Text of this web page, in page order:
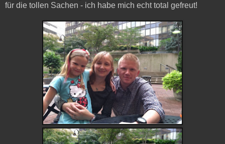
für die tollen Sachen - ich habe mich echt total gefreut!